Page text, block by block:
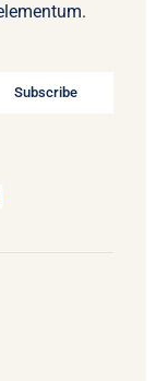
Subscribe